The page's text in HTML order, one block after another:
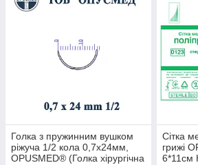
Голка з пружинним вушком
ріжуча 1/2 кола 0,7х24мм,
OPUSMED® (Голка хірургічна
Сітка
грижі
6*11см